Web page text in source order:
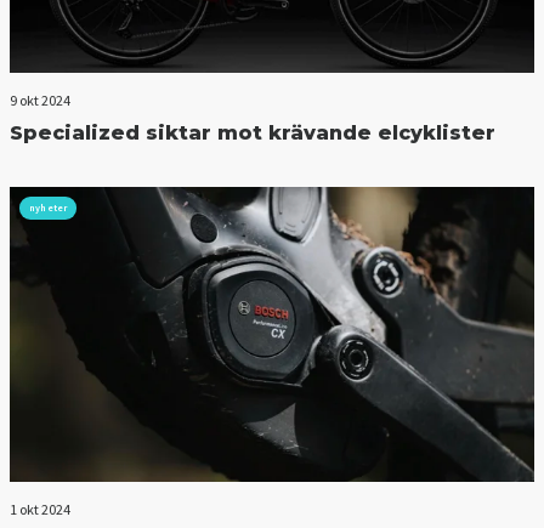
9 okt 2024
Specialized siktar mot krävande elcyklister
nyheter
1 okt 2024